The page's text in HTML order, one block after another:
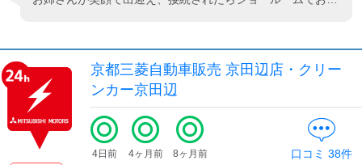
京都三菱自動車販売 京田辺店・クリー
ンカー京田辺
4日前 4ヶ月前 8ヶ月前 口コミ 38件